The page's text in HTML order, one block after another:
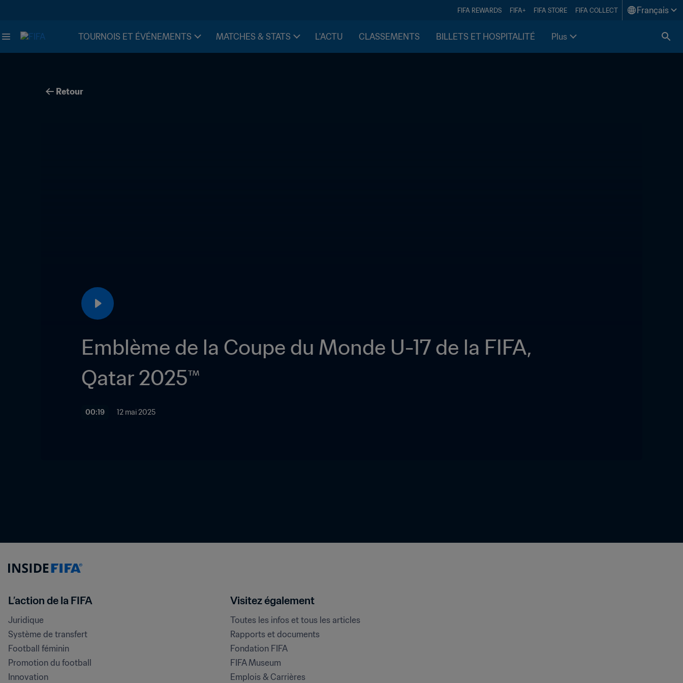
FIFA REWARDS FIFA+ FIFA STORE FIFA COLLECT Français
TOURNOIS ET ÉVÉNEMENTS MATCHES & STATS L'ACTU CLASSEMENTS BILLETS ET HOSPITALITÉ Plus
Retour
Emblème de la Coupe du Monde U-17 de la FIFA,
00:19 12 mai 2025
L’action de la FIFA
Juridique
Système de transfert
Football féminin
Promotion du football
Innovation
Visitez également
Toutes les infos et tous les articles
Rapports et documents
Fondation FIFA
FIFA Museum
Emplois & Carrières